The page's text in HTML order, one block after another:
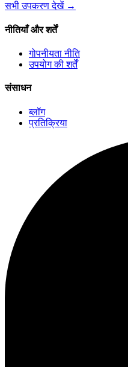
सभी उपकरण देखें→
नीतियाँ और शर्तें
गोपनीयता नीति
उपयोग की शर्तें
संसाधन
ब्लॉग
प्रतिक्रिया